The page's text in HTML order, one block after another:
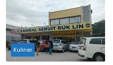
Kuliner